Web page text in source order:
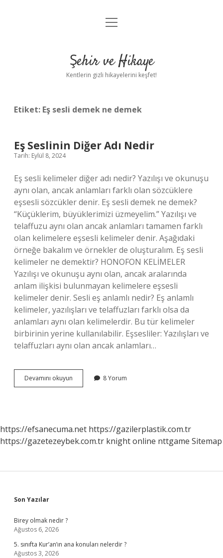
Anasayfa
Yasal Uyarı
menüyü
Şehir ve Hikaye
Kentlerin gizli hikayelerini keşfet!
Etiket: Eş sesli demek ne demek
Eş Seslinin Diğer Adı Nedir
Tarih: Eylül 8, 2024
Eş sesli kelimeler diğer adı nedir? Yazılışı ve okunuşu
aynı olan, ancak anlamları farklı olan sözcüklere
eşsesli sözcükler denir. Eş sesli demek ne demek?
“Küçüklerim, büyüklerimizi üzmeyelim.” Yazılışı ve
telaffuzu aynı olan ancak anlamları tamamen farklı
olan kelimelere eşsesli kelimeler denir. Aşağıdaki
örneğe bakalım ve örnekler de oluşturalım. Eş sesli
kelimeler ne demektir? HONOFON KELİMELER
Yazılışı ve okunuşu aynı olan, ancak aralarında
anlam ilişkisi bulunmayan kelimelere eşsesli
kelimeler denir. Sesli eş anlamlı nedir? Eş anlamlı
kelimeler, yazılışları ve telaffuzları farklı olsa da
anlamları aynı olan kelimelerdir. Bu tür kelimeler
birbirinin yerine kullanılabilir. Eşsesliler: Yazılışları ve
telaffuzları aynı olan ancak anlamları…
Devamını okuyun
Seslinin
8 Yorum
https://efsanecuma.net https://gazilerplastik.com.tr
https://gazetezeybek.com.tr knight online nttgame Sitemap
Sidebar
Son Yazılar
Birey olmak nedir ?
Ağustos 6, 2026
5. sınıfta Kur’an’ın ana konuları nelerdir ?
Ağustos 3, 2026